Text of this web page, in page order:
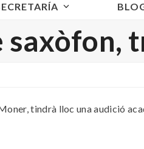
saxòfon,
tindrà lloc una audició